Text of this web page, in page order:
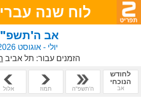
לוח שנה עברי
אב
יולי - אוגוסט 2026
הזמנים עבור: תל אביב
לחודש
הנוכחי
אב ה'תשפ"ה תמוז אלול